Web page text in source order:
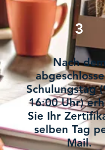
3
Nach
Schulungstag
16:00 Uhr)
Sie Ihr
selben Tag
Mail.